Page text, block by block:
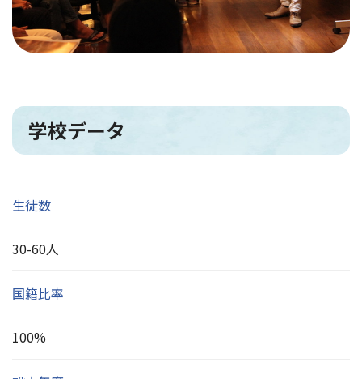
学校データ
生徒数
30-60人
国籍比率
100%